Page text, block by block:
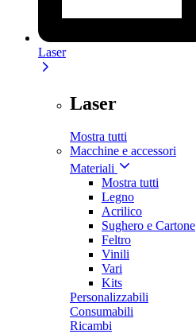
Laser
Laser
Mostra tutti
Macchine e accessori
Materiali
Mostra tutti
Legno
Acrilico
Sughero e Cartone
Feltro
Vinili
Vari
Kits
Personalizzabili
Consumabili
Ricambi